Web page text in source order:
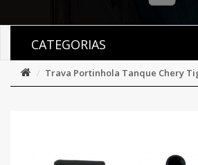
CATEGORIAS
Trava Portinhola Tanque Chery